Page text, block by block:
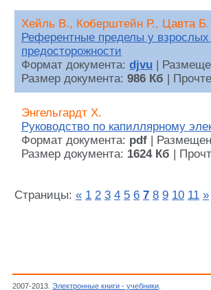
Хейль В., Коберштейн Р., Цавта Б.
Референтные пределы у
предосторожности
Формат документа: djvu |
Размер документа: 986 Кб |
Энгельгардт Х.
Руководство по капиллярному
Формат документа: pdf |
Размер документа: 1624 Кб |
Страницы: « 1 2 3 4 5 6 7 8 9 10 11 »
2007-2013. Электронные книги - учебники